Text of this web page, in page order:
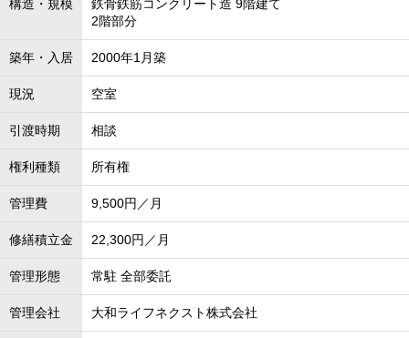
構造・規模
鉄骨鉄筋コンクリート造 9階建て
2階部分
築年・入居 2000年1月築
現況 空室
引渡時期 相談
権利種類 所有権
管理費 9,500円／月
修繕積立金 22,300円／月
管理形態 常駐 全部委託
管理会社 大和ライフネクスト株式会社